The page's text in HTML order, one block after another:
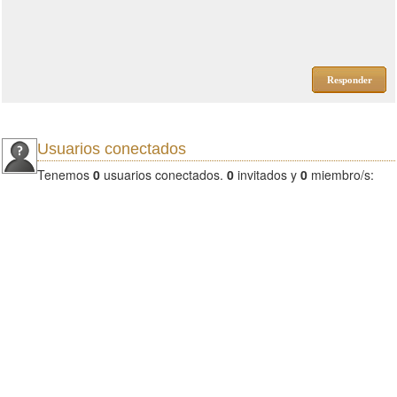
Responder
Usuarios conectados
Tenemos 0 usuarios conectados. 0 invitados y 0 miembro/s: